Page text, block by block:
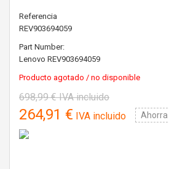
Referencia
REV903694059
Part Number:
Lenovo REV903694059
Producto agotado / no disponible
698,99 €IVA incluido
264,91 € IVA incluido Ahorra